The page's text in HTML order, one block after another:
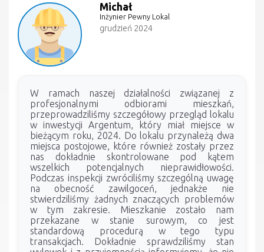
Michał
Inżynier Pewny Lokal
grudzień 2024
W ramach naszej działalności związanej z
profesjonalnymi odbiorami mieszkań,
przeprowadziliśmy szczegółowy przegląd lokalu
w inwestycji Argentum, który miał miejsce w
bieżącym roku, 2024. Do lokalu przynależą dwa
miejsca postojowe, które również zostały przez
nas dokładnie skontrolowane pod kątem
wszelkich potencjalnych nieprawidłowości.
Podczas inspekcji zwróciliśmy szczególną uwagę
na obecność zawilgoceń, jednakże nie
stwierdziliśmy żadnych znaczących problemów
w tym zakresie. Mieszkanie zostało nam
przekazane w stanie surowym, co jest
standardową procedurą w tego typu
transakcjach. Dokładnie sprawdziliśmy stan